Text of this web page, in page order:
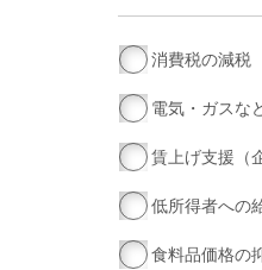
消費税の減税
電気・ガスな
賃上げ支援（
低所得者への
食料品価格の